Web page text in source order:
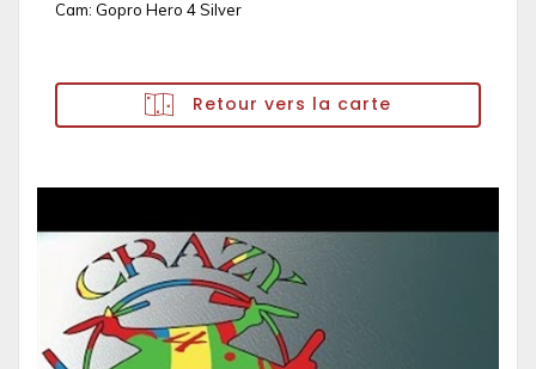
Cam: Gopro Hero 4 Silver
Retour vers la carte